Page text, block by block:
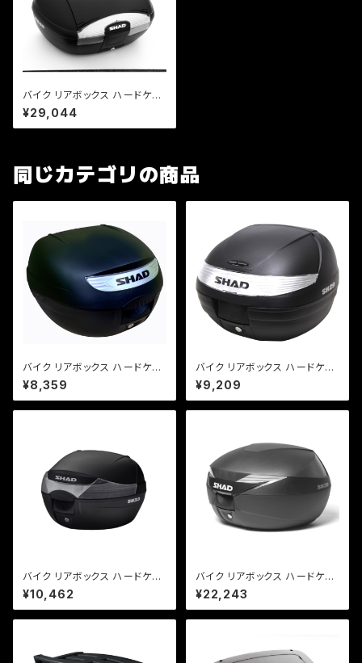
バイク リアボックス ハードケー
ス SHAD SH45 リアボックス
無塗装ブラック
¥29,044
同じカテゴリの商品
バイク リアボックス ハードケー
ス SHAD SH26 リアボックス
無塗装ブラック
¥8,359
バイク リアボックス ハードケー
ス SHAD SH29 リアボックス
無塗装ブラック
¥9,209
バイク リアボックス ハードケー
ス SHAD SH33 リアボックス
無塗装ブラック
¥10,462
バイク リアボックス ハードケー
ス SHAD SH39 リアボックス
無塗装ブラック
¥22,243